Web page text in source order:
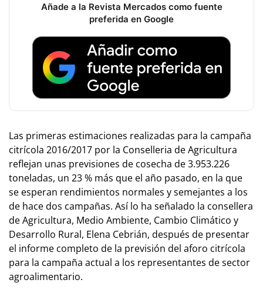
Añade a la Revista Mercados como fuente
preferida en Google
Las primeras estimaciones realizadas para la campaña
citrícola 2016/2017 por la Conselleria de Agricultura
reflejan unas previsiones de cosecha de 3.953.226
toneladas, un 23 % más que el año pasado, en la que
se esperan rendimientos normales y semejantes a los
de hace dos campañas. Así lo ha señalado la consellera
de Agricultura, Medio Ambiente, Cambio Climático y
Desarrollo Rural, Elena Cebrián, después de presentar
el informe completo de la previsión del aforo citrícola
para la campaña actual a los representantes de sector
agroalimentario.